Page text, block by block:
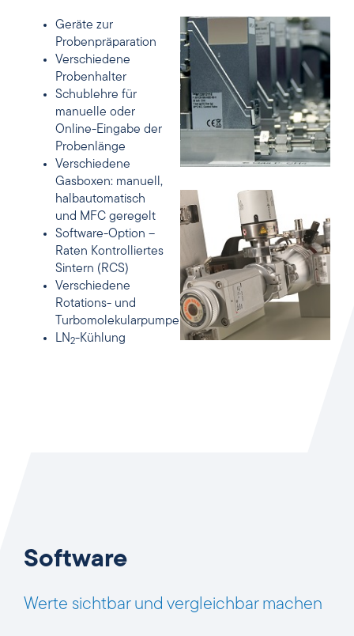
Geräte zur
Probenpräparation
Verschiedene
Probenhalter
Schublehre für
manuelle oder
Online-Eingabe der
Probenlänge
Verschiedene
Gasboxen: manuell,
halbautomatisch
und MFC geregelt
Software-Option –
Raten Kontrolliertes
Sintern (RCS)
Verschiedene
Rotations- und
Turbomolekularpumpen
LN2-Kühlung
Software
Werte sichtbar und vergleichbar machen